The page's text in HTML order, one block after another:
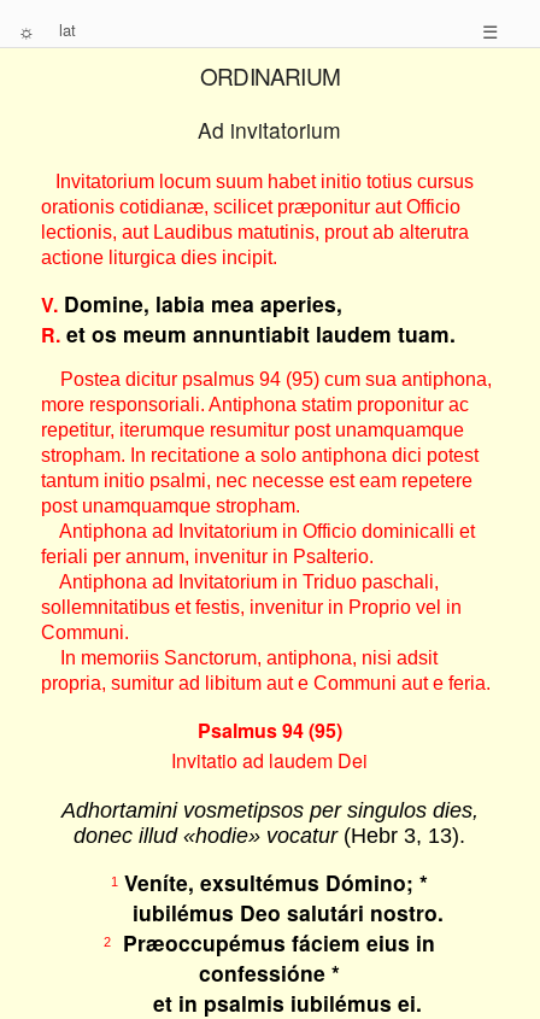
☼ lat ☰
ORDINARIUM
Ad invitatorium
Invitatorium locum suum habet initio totius cursus
orationis cotidianæ, scilicet præponitur aut Officio
lectionis, aut Laudibus matutinis, prout ab alterutra
actione liturgica dies incipit.
V.Domine, labia mea aperies,
R.et os meum annuntiabit laudem tuam.
Postea dicitur psalmus 94 (95) cum sua antiphona,
more responsoriali. Antiphona statim proponitur ac
repetitur, iterumque resumitur post unamquamque
stropham. In recitatione a solo antiphona dici potest
tantum initio psalmi, nec necesse est eam repetere
post unamquamque stropham.
Antiphona ad Invitatorium in Officio dominicalli et
feriali per annum, invenitur in Psalterio.
Antiphona ad Invitatorium in Triduo paschali,
sollemnitatibus et festis, invenitur in Proprio vel in
Communi.
In memoriis Sanctorum, antiphona, nisi adsit
propria, sumitur ad libitum aut e Communi aut e feria.
Psalmus 94 (95)
Invitatio ad laudem Dei
Adhortamini vosmetipsos per singulos dies,
donec illud «hodie» vocatur (Hebr 3, 13).
1 Veníte, exsultémus Dómino; *
iubilémus Deo salutári nostro.
2
Præoccupémus fáciem eius in
confessióne *
et in psalmis iubilémus ei.